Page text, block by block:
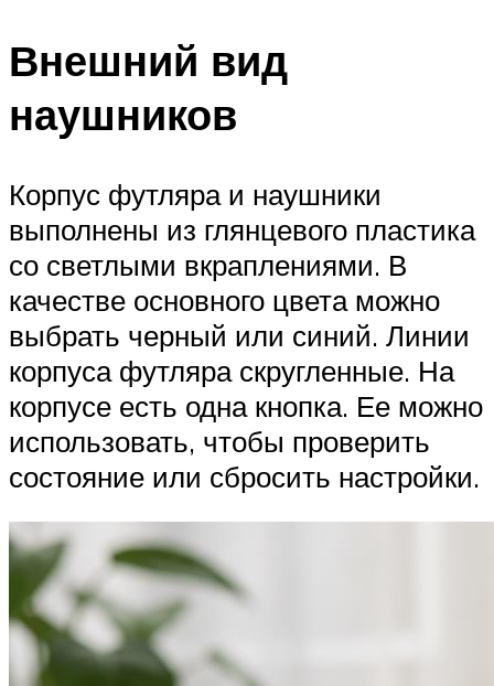
Внешний вид
наушников
Корпус футляра и наушники
выполнены из глянцевого пластика
со светлыми вкраплениями. В
качестве основного цвета можно
выбрать черный или синий. Линии
корпуса футляра скругленные. На
корпусе есть одна кнопка. Ее можно
использовать, чтобы проверить
состояние или сбросить настройки.